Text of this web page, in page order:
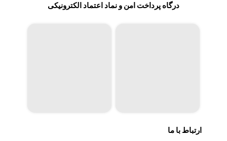
درگاه پرداخت امن و نماد اعتماد الکترونیکی
ارتباط با ما